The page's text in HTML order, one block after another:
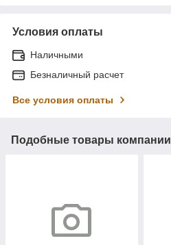
Условия оплаты
Наличными
Безналичный расчет
Все условия оплаты
Подобные товары компании